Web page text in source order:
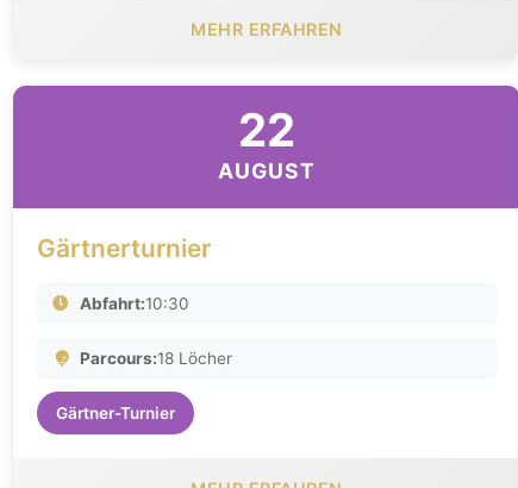
MEHR ERFAHREN
22
AUGUST
Gärtnerturnier
Abfahrt:10:30
Parcours:18 Löcher
Gärtner-Turnier